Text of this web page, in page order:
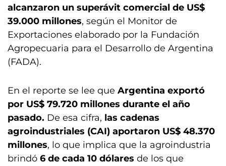
alcanzaron un superávit comercial de US$
39.000 millones, según el Monitor de
Exportaciones elaborado por la Fundación
Agropecuaria para el Desarrollo de Argentina
(FADA).
En el reporte se lee que Argentina exportó
por US$ 79.720 millones durante el año
pasado. De esa cifra, las cadenas
agroindustriales (CAI) aportaron US$ 48.370
millones, lo que implica que la agroindustria
brindó 6 de cada 10 dólares de los que